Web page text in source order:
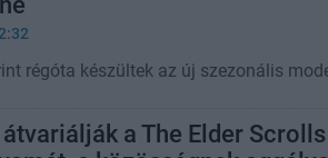
régóta készültek az új szezonális
a The Elder